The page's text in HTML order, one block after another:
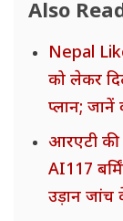
Also
Nepal
को लेकर
प्लान; जानें
आरएटी की
AI117
उड़ान जांच